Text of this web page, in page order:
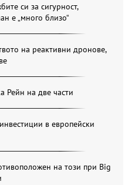
си за сигурност,
е „много близо“
на реактивни дронове,
Рейн на две части
в европейски
на този при Big